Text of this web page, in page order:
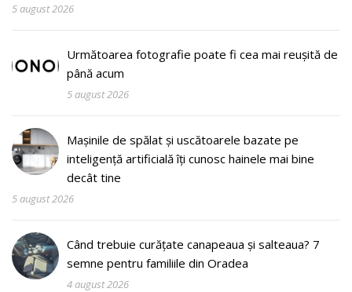
5 august 2026
Următoarea fotografie poate fi cea mai reușită de
până acum
5 august 2026
Mașinile de spălat și uscătoarele bazate pe
inteligență artificială îți cunosc hainele mai bine
decât tine
5 august 2026
Când trebuie curățate canapeaua și salteaua? 7
semne pentru familiile din Oradea
4 august 2026